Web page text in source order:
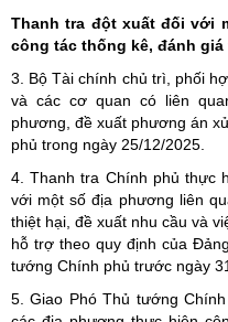
Thanh tra đột xuất đối với
công tác thống kê, đánh giá
3. Bộ Tài chính chủ trì, phối
và các cơ quan có liên
phương, đề xuất phương án
phủ trong ngày 25/12/2025.
4. Thanh tra Chính phủ thực
với một số địa phương liên
thiệt hại, đề xuất nhu cầu và
hỗ trợ theo quy định của
tướng Chính phủ trước ngày
5. Giao Phó Thủ tướng